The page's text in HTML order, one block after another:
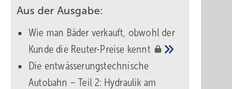
Aus der Ausgabe:
Wie man Bäder verkauft, obwohl der
Kunde die Reuter-Preise kennt
Die entwässerungstechnische
Autobahn – Teil 2: Hydraulik am